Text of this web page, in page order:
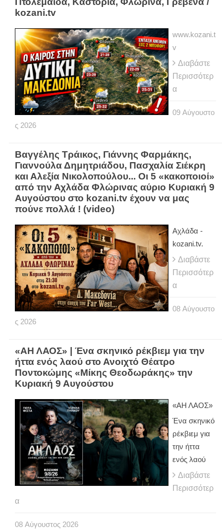
kozani.tv
www.kozani.t
v
Διαβάστε
Περισσότερ
α
09 Αύγουστο
ς 2026
Βαγγέλης Τράικος, Γιάννης Φαρμάκης,
Γιαννούλα Δημητριάδου, Πασχαλία Σιέκρη
και Αλεξία Νικολοπούλου... Οι 5 «κακοποιοί»
από την Αχλάδα Φλώρινας αύριο Κυριακή 9
Αυγούστου στο kozani.tv έχουν να μας
πούνε πολλά ! (video)
Αχλάδα -
kozani.tv.
Διαβάστε
Περισσότερ
α
08 Αύγουστο
ς 2026
«ΑΗ ΛΑΟΣ» | Ένα σκηνικό ρέκβιεμ για την
ήττα ενός λαού στο Ανοιχτό Θέατρο
Ποντοκώμης «Μίκης Θεοδωράκης» την
Κυριακή 9 Αυγούστου
«ΑΗ ΛΑΟΣ»
Ένα σκηνικό
ρέκβιεμ για
την ήττα
ενός λαού
Διαβάστε
Περισσότερ
α
08 Αύγουστος 2026